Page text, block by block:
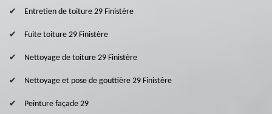
Entretien de toiture 29 Finistère
Fuite toiture 29 Finistère
Nettoyage de toiture 29 Finistère
Nettoyage et pose de gouttière 29 Finistère
Peinture façade 29